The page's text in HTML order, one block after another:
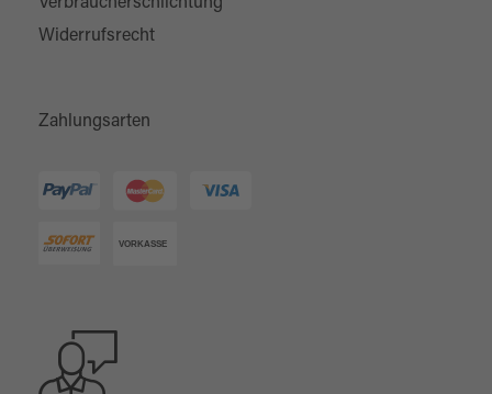
Widerrufsrecht
Zahlungsarten